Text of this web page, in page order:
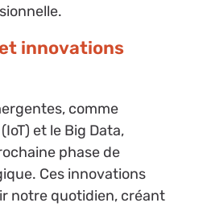
innovations
comme
et le Big Data,
phase de
Ces innovations
notre quotidien, créant